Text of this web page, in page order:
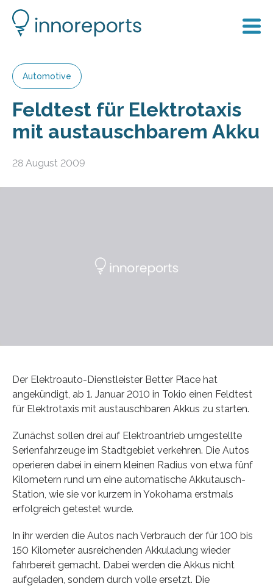
Automotive
Feldtest für Elektrotaxis
mit austauschbarem Akku
28 August 2009
Der Elektroauto-Dienstleister Better Place hat
angekündigt, ab 1. Januar 2010 in Tokio einen Feldtest
für Elektrotaxis mit austauschbaren Akkus zu starten.
Zunächst sollen drei auf Elektroantrieb umgestellte
Serienfahrzeuge im Stadtgebiet verkehren. Die Autos
operieren dabei in einem kleinen Radius von etwa fünf
Kilometern rund um eine automatische Akkutausch-
Station, wie sie vor kurzem in Yokohama erstmals
erfolgreich getestet wurde.
In ihr werden die Autos nach Verbrauch der für 100 bis
150 Kilometer ausreichenden Akkuladung wieder
fahrbereit gemacht. Dabei werden die Akkus nicht
aufgeladen, sondern durch volle ersetzt. Die